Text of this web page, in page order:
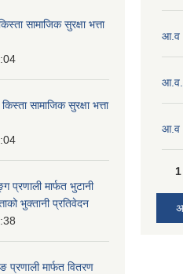
सामाजिक सुरक्षा भत्ता
सामाजिक सुरक्षा भत्ता
मार्फत भुटानी
भुक्तानी प्रतिवेदन
मार्फत वितरण
आ.व
आ.व.
आ.व
1